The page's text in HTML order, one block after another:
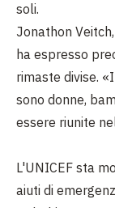
soli.
Jonathon Veitch
ha espresso
rimaste divise. «
sono donne,
essere riunite
L'UNICEF sta
aiuti di